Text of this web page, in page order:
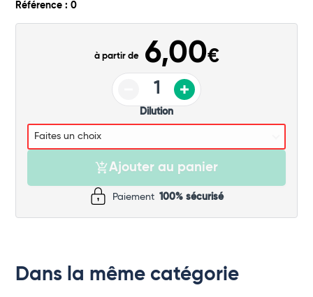
Référence : 0
à partir de 6,00€
Dilution
Ajouter au panier
Paiement 100% sécurisé
Dans la même catégorie